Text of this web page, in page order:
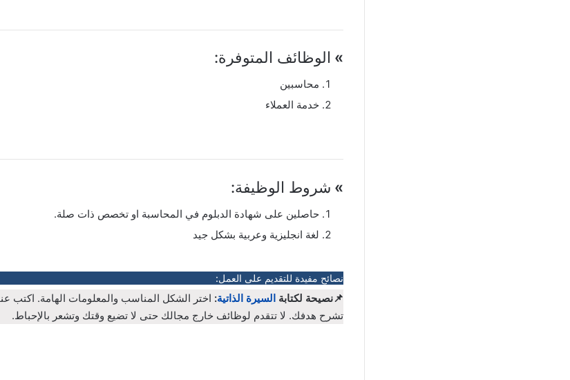
» الوظائف المتوفرة:
محاسبين
خدمة العملاء
» شروط الوظيفة:
حاصلين على شهادة الدبلوم في المحاسبة او تخصص ذات صلة.
لغة انجليزية وعربية بشكل جيد
نصائح مفيدة للتقديم على العمل:
📌نصيحة لكتابة السيرة الذاتية: اختر الشكل المناسب والمعلومات الهامة. اكتب
تشرح هدفك. لا تتقدم لوظائف خارج مجالك حتى لا تضيع وقتك وتشعر بالإحباط.